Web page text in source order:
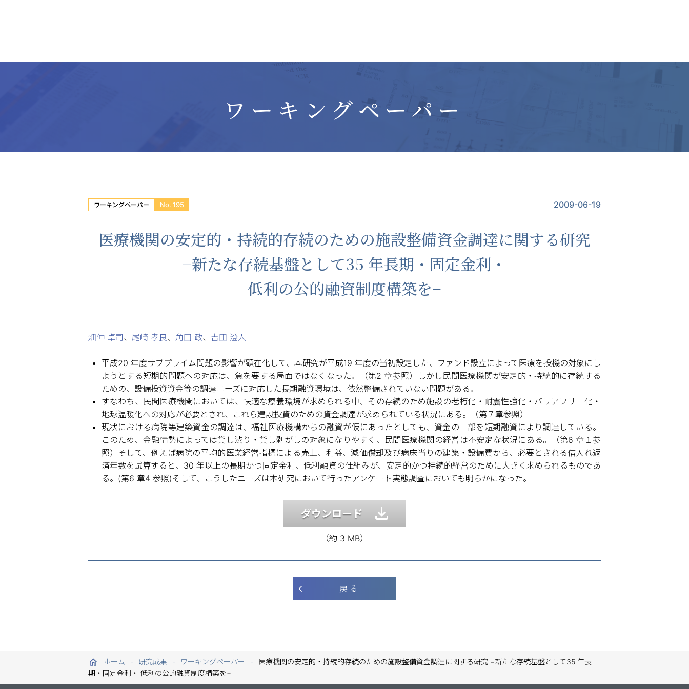
ワーキングペーパー
ワーキングペーパー No. 195 2009-06-19
医療機関の安定的・持続的存続のための施設整備資金調達に関する研究
−新たな存続基盤として35 年長期・固定金利・
低利の公的融資制度構築を−
畑仲 卓司、 尾崎 孝良、 角田 政、 吉田 澄人
平成20 年度サブプライム問題の影響が顕在化して、本研究が平成19 年度の当初設定した、ファンド設立によって医療を投機の対象にし
ようとする短期的問題への対応は、急を要する局面ではなくなった。（第2 章参照）しかし民間医療機関が安定的・持続的に存続する
ための、設備投資資金等の調達ニーズに対応した長期融資環境は、依然整備されていない問題がある。
すなわち、民間医療機関においては、快適な療養環境が求められる中、その存続のため施設の老朽化・耐震性強化・バリアフリー化・
地球温暖化への対応が必要とされ、これら建設投資のための資金調達が求められている状況にある。（第７章参照）
現状における病院等建築資金の調達は、福祉医療機構からの融資が仮にあったとしても、資金の一部を短期融資により調達している。
このため、金融情勢によっては貸し渋り・貸し剥がしの対象になりやすく、民間医療機関の経営は不安定な状況にある。（第6 章１参
照）そして、例えば病院の平均的医業経営指標による売上、利益、減価償却及び病床当りの建築・設備費から、必要とされる借入れ返
済年数を試算すると、30 年以上の長期かつ固定金利、低利融資の仕組みが、安定的かつ持続的経営のために大きく求められるものであ
る。(第6 章4 参照)そして、こうしたニーズは本研究において行ったアンケート実態調査においても明らかになった。
ダウンロード
（約 3 MB）
戻 る
ホーム 研究成果 ワーキングペーパー
医療機関の安定的・持続的存続のための施設整備資金調達に関する研究 −新たな存続基盤として35 年長
期・固定金利・ 低利の公的融資制度構築を−